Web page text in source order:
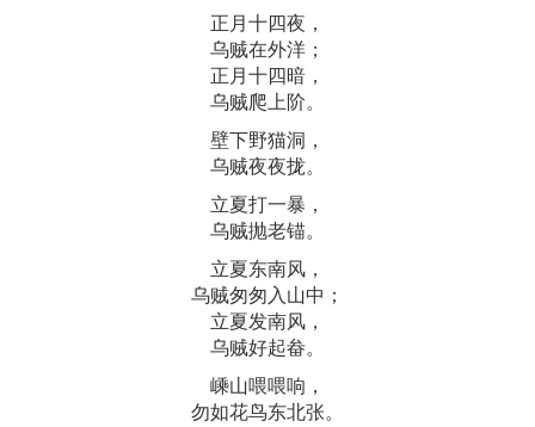
正月十四夜，
乌贼在外洋；
正月十四暗，
乌贼爬上阶。
壁下野猫洞，
乌贼夜夜拢。
立夏打一暴，
乌贼抛老锚。
立夏东南风，
乌贼匆匆入山中；
立夏发南风，
乌贼好起畚。
嵊山喂喂响，
勿如花鸟东北张。